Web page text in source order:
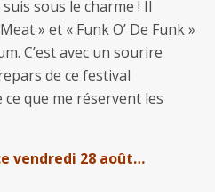
sous le charme ! Il
» et « Funk O’ De Funk »
C’est avec un sourire
de ce festival
que me réservent les
vendredi 28 août…